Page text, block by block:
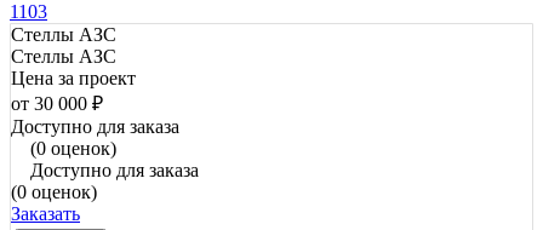
1103
Стеллы АЗС
Стеллы АЗС
Цена за проект
от 30 000 ₽
Доступно для заказа
(0 оценок)
Доступно для заказа
(0 оценок)
Заказать